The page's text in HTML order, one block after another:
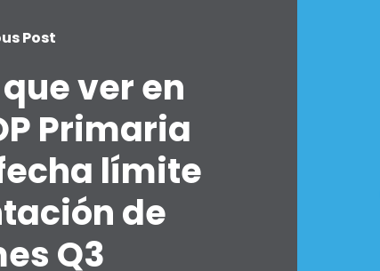
Post
ver en
Primaria
límite
de
Q3